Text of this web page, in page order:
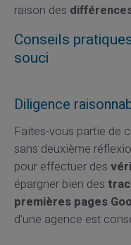
raison des
Conseils
souci
Diligence
Faites-vous partie de
sans deuxième
pour effectuer des
épargner bien des
premières pages
d'une agence est